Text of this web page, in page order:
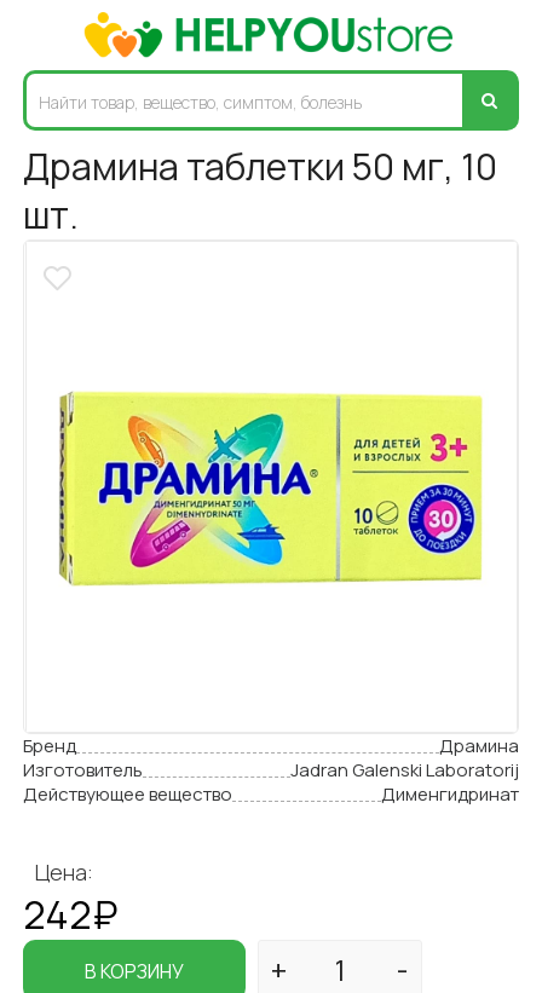
Драмина таблетки 50 мг, 10
шт.
Бренд
Драмина
Изготовитель
Jadran Galenski Laboratorij
Действующее вещество
Дименгидринат
Цена:
242₽
В КОРЗИНУ